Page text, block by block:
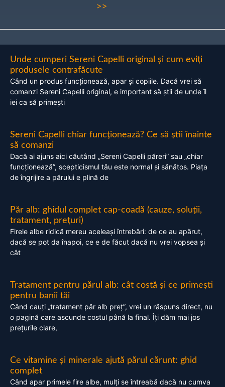
>>
Unde cumperi Sereni Capelli original și cum eviți
produsele contrafăcute
Când un produs funcționează, apar și copiile. Dacă vrei să
comanzi Sereni Capelli original, e important să știi de unde îl
iei ca să primești
Sereni Capelli chiar funcționează? Ce să știi înainte
să comanzi
Dacă ai ajuns aici căutând „Sereni Capelli păreri” sau „chiar
funcționează”, scepticismul tău este normal și sănătos. Piața
de îngrijire a părului e plină de
Păr alb: ghidul complet cap-coadă (cauze, soluții,
tratament, prețuri)
Firele albe ridică mereu aceleași întrebări: de ce au apărut,
dacă se pot da înapoi, ce e de făcut dacă nu vrei vopsea și
cât
Tratament pentru părul alb: cât costă și ce primești
pentru banii tăi
Când cauți „tratament păr alb preț”, vrei un răspuns direct, nu
o pagină care ascunde costul până la final. Îți dăm mai jos
prețurile clare,
Ce vitamine și minerale ajută părul cărunt: ghid
complet
Când apar primele fire albe, mulți se întreabă dacă nu cumva